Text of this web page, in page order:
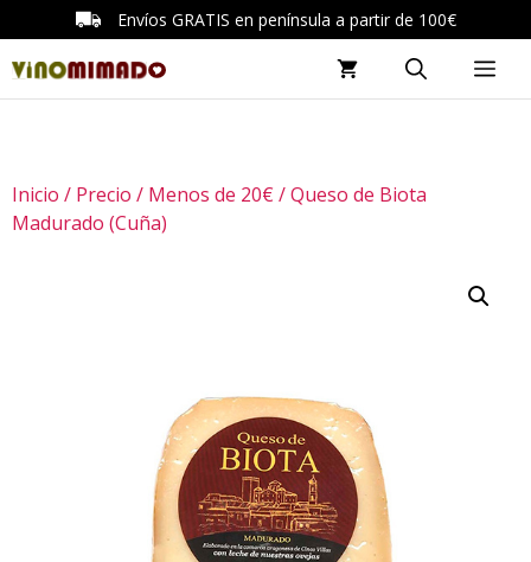
al
contenido
Envíos GRATIS en península a partir de 100€
Inicio / Precio / Menos de 20€ / Queso de Biota
Madurado (Cuña)